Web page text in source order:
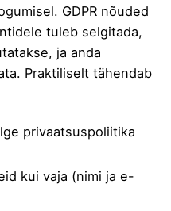
GDPR nõuded
tuleb selgitada,
ja anda
Praktiliselt tähendab
privaatsuspoliitika
kui vaja (nimi ja e-